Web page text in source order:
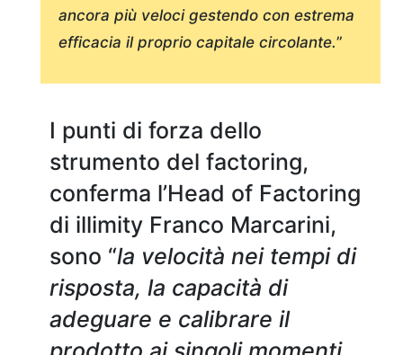
ancora più veloci gestendo con estrema
efficacia il proprio capitale circolante.”
I punti di forza dello
strumento del factoring,
conferma l’Head of Factoring
di illimity Franco Marcarini,
sono “la velocità nei tempi di
risposta, la capacità di
adeguare e calibrare il